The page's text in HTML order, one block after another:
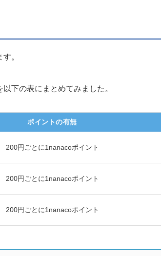
。
下の表にまとめてみました。
ポイントの有無
200円ごとに1nanacoポイント
200円ごとに1nanacoポイント
200円ごとに1nanacoポイント